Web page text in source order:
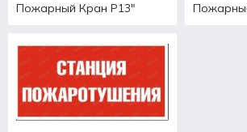
Пожарный Кран Р13"